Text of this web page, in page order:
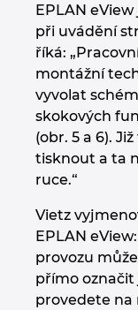
EPLAN
při uvádění
říká:
montážní
vyvolat
skokových
(obr. 5 a 6).
tisknout a ta
ruce.“
Vietz
EPLAN
provozu
přímo
provedete na